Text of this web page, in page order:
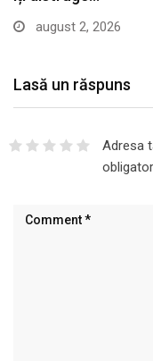
august 2, 2026
Lasă un răspuns
Adresa